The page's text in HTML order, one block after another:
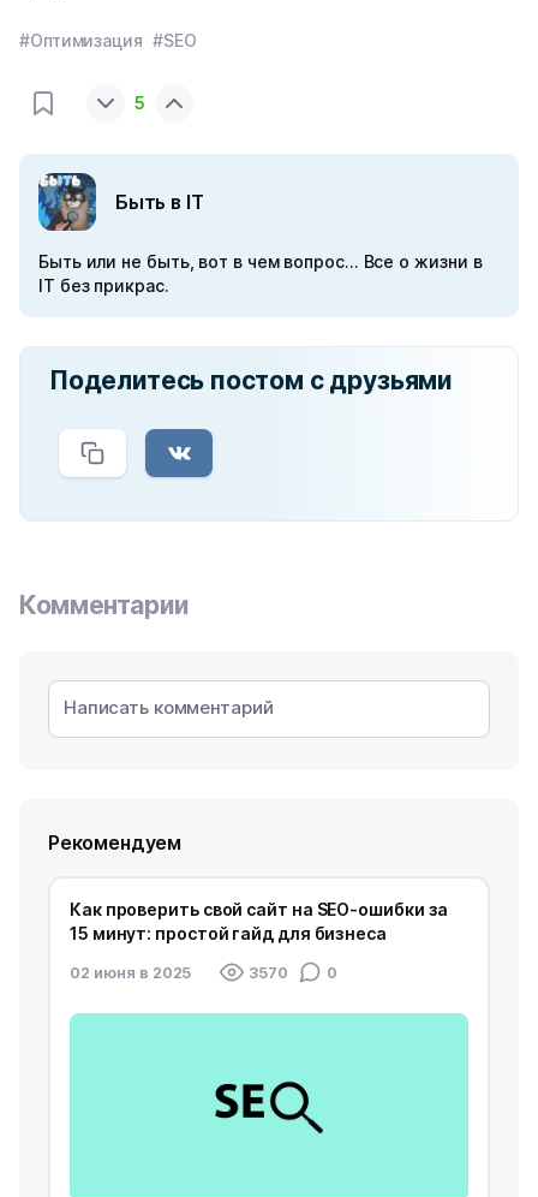
#Оптимизация #SEO
5
Быть в IT
Быть или не быть, вот в чем вопрос... Все о жизни в
IT без прикрас.
Поделитесь постом с друзьями
Комментарии
Рекомендуем
Как проверить свой сайт на SEO-ошибки за
15 минут: простой гайд для бизнеса
02 июня в 2025 3570 0